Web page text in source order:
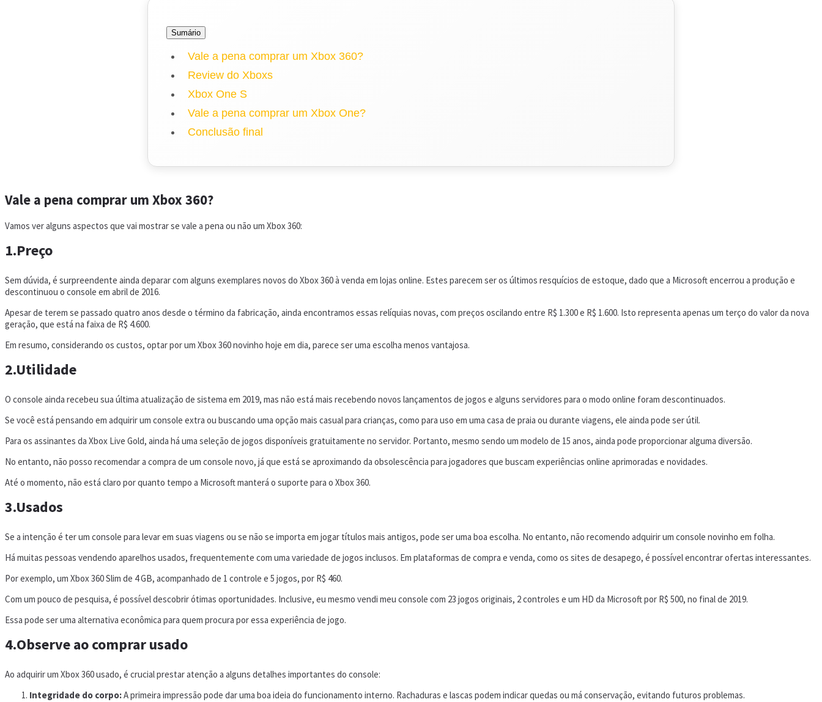
Sumário
Vale a pena comprar um Xbox 360?
Review do Xboxs
Xbox One S
Vale a pena comprar um Xbox One?
Conclusão final
Vale a pena comprar um Xbox 360?
Vamos ver alguns aspectos que vai mostrar se vale a pena ou não um Xbox 360:
1.Preço
Sem dúvida, é surpreendente ainda deparar com alguns exemplares novos do Xbox 360 à venda em lojas online. Estes parecem ser os últimos resquícios de estoque, dado que a Microsoft encerrou a produção e
descontinuou o console em abril de 2016.
Apesar de terem se passado quatro anos desde o término da fabricação, ainda encontramos essas relíquias novas, com preços oscilando entre R$ 1.300 e R$ 1.600. Isto representa apenas um terço do valor da nova
geração, que está na faixa de R$ 4.600.
Em resumo, considerando os custos, optar por um Xbox 360 novinho hoje em dia, parece ser uma escolha menos vantajosa.
2.Utilidade
O console ainda recebeu sua última atualização de sistema em 2019, mas não está mais recebendo novos lançamentos de jogos e alguns servidores para o modo online foram descontinuados.
Se você está pensando em adquirir um console extra ou buscando uma opção mais casual para crianças, como para uso em uma casa de praia ou durante viagens, ele ainda pode ser útil.
Para os assinantes da Xbox Live Gold, ainda há uma seleção de jogos disponíveis gratuitamente no servidor. Portanto, mesmo sendo um modelo de 15 anos, ainda pode proporcionar alguma diversão.
No entanto, não posso recomendar a compra de um console novo, já que está se aproximando da obsolescência para jogadores que buscam experiências online aprimoradas e novidades.
Até o momento, não está claro por quanto tempo a Microsoft manterá o suporte para o Xbox 360.
3.Usados
Se a intenção é ter um console para levar em suas viagens ou se não se importa em jogar títulos mais antigos, pode ser uma boa escolha. No entanto, não recomendo adquirir um console novinho em folha.
Há muitas pessoas vendendo aparelhos usados, frequentemente com uma variedade de jogos inclusos. Em plataformas de compra e venda, como os sites de desapego, é possível encontrar ofertas interessantes.
Por exemplo, um Xbox 360 Slim de 4 GB, acompanhado de 1 controle e 5 jogos, por R$ 460.
Com um pouco de pesquisa, é possível descobrir ótimas oportunidades. Inclusive, eu mesmo vendi meu console com 23 jogos originais, 2 controles e um HD da Microsoft por R$ 500, no final de 2019.
Essa pode ser uma alternativa econômica para quem procura por essa experiência de jogo.
4.Observe ao comprar usado
Ao adquirir um Xbox 360 usado, é crucial prestar atenção a alguns detalhes importantes do console:
Integridade do corpo:A primeira impressão pode dar uma boa ideia do funcionamento interno. Rachaduras e lascas podem indicar quedas ou má conservação, evitando futuros problemas.